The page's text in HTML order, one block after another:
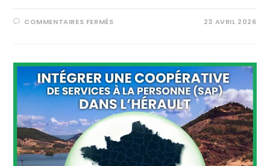
COMMENTAIRES FERMÉS 23 AVRIL 2026